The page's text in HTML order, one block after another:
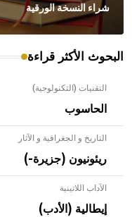
شراء النسخة الورقية
البحوث الأكثر قراءة
التقنيات (التكنولوجية)
الحاسوب
التاريخ و الجغرافية و الآثار
ريئونيون (جزيرة-)
الآداب اللاتينية
إيطالية (الأدب)